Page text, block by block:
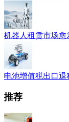
机器人租赁市场
电池增值税出口
推荐